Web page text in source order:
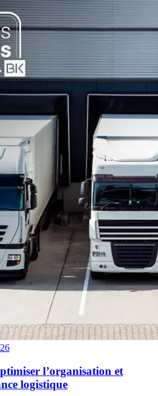
l’organisation et
logistique